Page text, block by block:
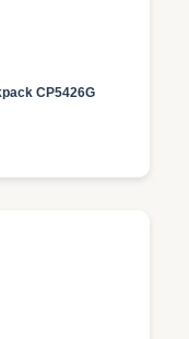
CP5426G